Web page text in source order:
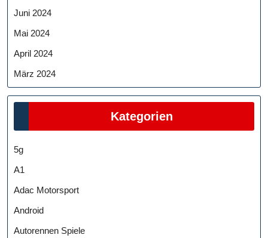
Juni 2024
Mai 2024
April 2024
März 2024
Kategorien
5g
A1
Adac Motorsport
Android
Autorennen Spiele